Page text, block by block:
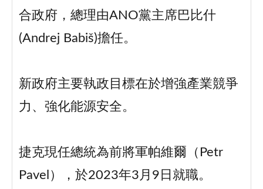
合政府，總理由ANO黨主席巴比什
(Andrej Babiš)擔任。
新政府主要執政目標在於增強產業競爭
力、強化能源安全。
捷克現任總統為前將軍帕維爾（Petr
Pavel），於2023年3月9日就職。